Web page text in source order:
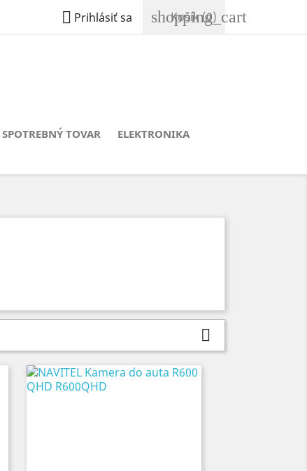
 Prihlásiť sa shopping_cart
Košík(0)
SPOTREBNÝ TOVAR ELEKTRONIKA
